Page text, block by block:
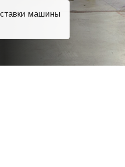
машины